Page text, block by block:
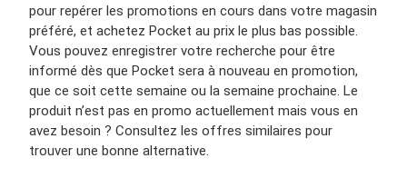
pour repérer les promotions en cours dans votre magasin
préféré, et achetez Pocket au prix le plus bas possible.
Vous pouvez enregistrer votre recherche pour être
informé dès que Pocket sera à nouveau en promotion,
que ce soit cette semaine ou la semaine prochaine. Le
produit n’est pas en promo actuellement mais vous en
avez besoin ? Consultez les offres similaires pour
trouver une bonne alternative.